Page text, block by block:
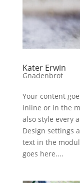
Kater Erwin
Gnadenbrot
Your content
inline or in the
also style every
Design settings
text in the
goes here....